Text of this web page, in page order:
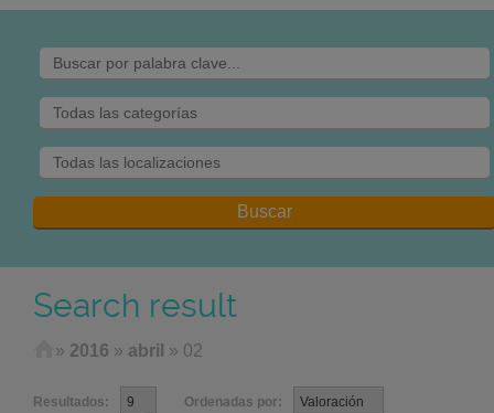
Search result
Home
» 2016 » abril » 02
Resultados:
Ordenadas por: